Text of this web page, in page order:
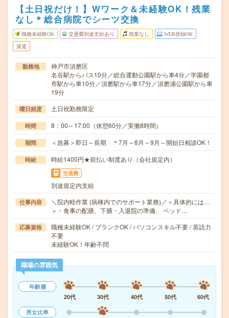
【土日祝だけ！】Wワーク＆未経験OK！残業
なし＊総合病院でシーツ交換
職種未経験OK 交通費別途支給あり 残業なし WEB登録OK
派遣
勤務地
神戸市須磨区
名谷駅からバス10分／総合運動公園駅から車4分／学園都
市駅から車10分／須磨駅から車17分／須磨浦公園駅から車
19分
曜日頻度 土日祝勤務限定
時間 8：00～17:00（休憩60分／実働8時間）
期間 ＜急募＞即日～長期 ＊7月～8月～9月～開始日相談OK！
時給 時給1400円★前払い制度あり（会社規定内）
交通費
別途規定内支給
仕事内容
＼院内軽作業 (病棟内でのサポート業務)／＜具体的には…
＞・食事の配膳、下膳・入退院の準備、 ベッド…
応募資格
職種未経験OK / ブランクOK / パソコンスキル不要 / 英語力
不要
未経験OK！年齢不問
職場の雰囲気
年齢層
20代
30代 40代 50代
60代
男女比率